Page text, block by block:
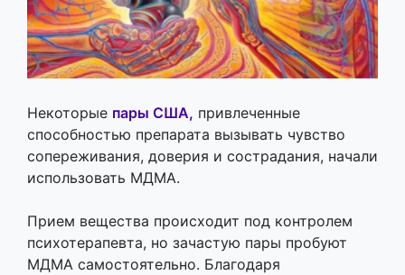
Некоторые пары США, привлеченные
способностью препарата вызывать чувство
сопереживания, доверия и сострадания, начали
использовать МДМА.
Прием вещества происходит под контролем
психотерапевта, но зачастую пары пробуют
МДМА самостоятельно. Благодаря